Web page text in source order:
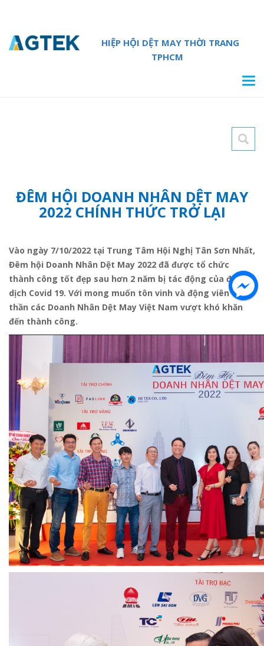
HIỆP HỘI DỆT MAY THỜI TRANG
TPHCM
ĐÊM HỘI DOANH NHÂN DỆT MAY
2022 CHÍNH THỨC TRỞ LẠI
Vào ngày 7/10/2022 tại Trung Tâm Hội Nghị Tân Sơn Nhất,
Đêm hội Doanh Nhân Dệt May 2022 đã được tổ chức
thành công tốt đẹp sau hơn 2 năm bị tác động của đại
dịch Covid 19. Với mong muốn tôn vinh và động viên tinh
thần các Doanh Nhân Dệt May Việt Nam vượt khó khăn
đến thành công.